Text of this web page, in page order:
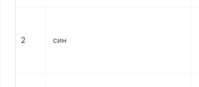
2 син